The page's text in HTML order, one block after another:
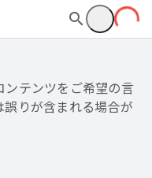
テンツをご希望の言
誤りが含まれる場合が